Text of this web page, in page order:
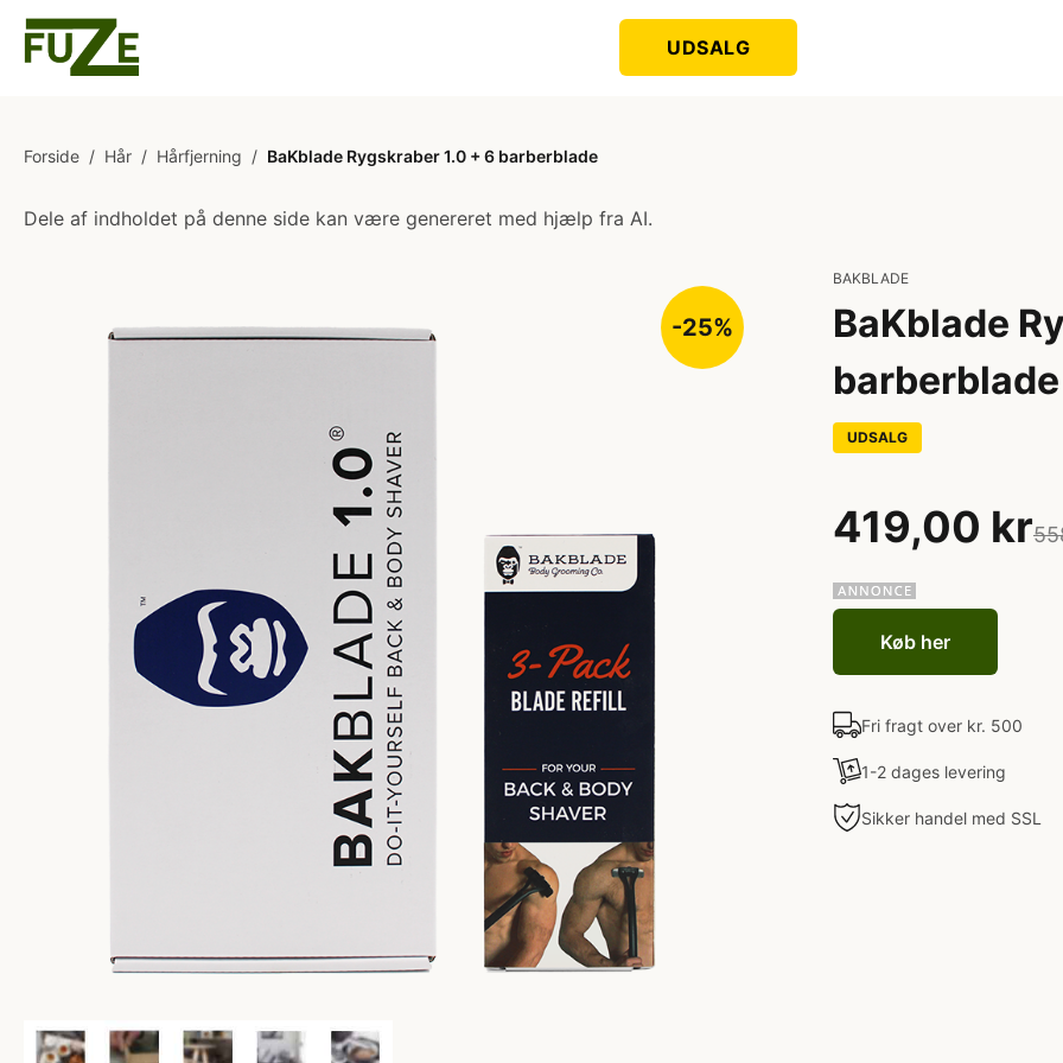
UDSALG
Forside / Hår / Hårfjerning / BaKblade Rygskraber 1.0 + 6 barberblade
Dele af indholdet på denne side kan være genereret med hjælp fra AI.
-25%
BAKBLADE
BaKblade
barberblade
UDSALG
419,00 kr
Køb her
Fri fragt over kr. 500
1-2 dages levering
Sikker handel med SSL